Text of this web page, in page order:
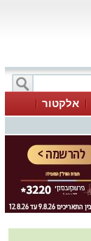
אלקטור